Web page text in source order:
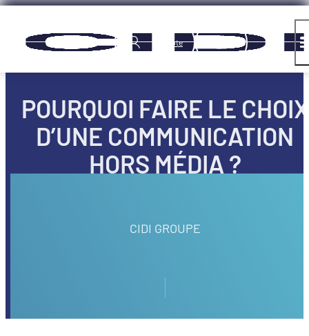
Panneau de gestion des cookies
Compte
POURQUOI FAIRE LE CHOIX
D’UNE COMMUNICATION
HORS MÉDIA ?
CIDI GROUPE